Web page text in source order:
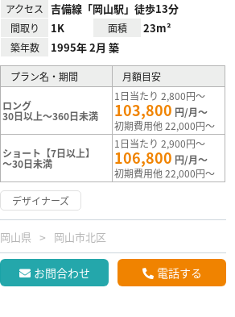
アクセス 吉備線「岡山駅」徒歩13分
間取り 1K 面積 23m²
築年数 1995年 2月 築
プラン名・期間 月額目安
ロング
30日以上～360日未満
1日当たり 2,800円～
103,800 円/月～
初期費用他 22,000円～
ショート【7日以上】
～30日未満
1日当たり 2,900円～
106,800 円/月～
初期費用他 22,000円～
デザイナーズ
岡山県 岡山市北区
お問合わせ 電話する